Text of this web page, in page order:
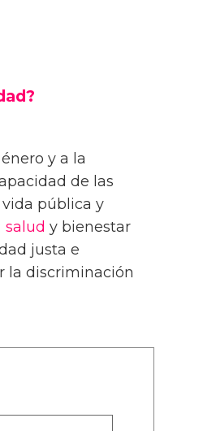
y a la
de las
pública y
salud y bienestar
justa e
la discriminación